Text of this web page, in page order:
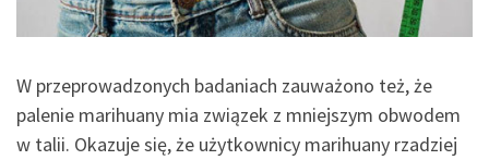
W przeprowadzonych badaniach zauważono też, że
palenie marihuany mia związek z mniejszym obwodem
w talii. Okazuje się, że użytkownicy marihuany rzadziej